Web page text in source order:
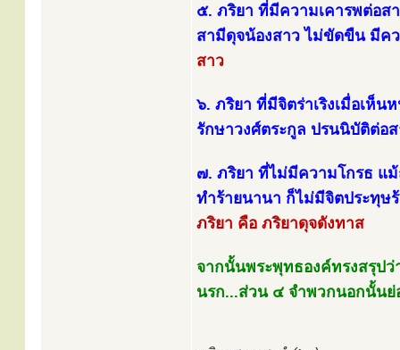
๕. ภริยา ที่มีความเคารพต่อ
สามีดุจน้องสาว ไม่ขัดขืน มีค
สาว
๖. ภริยา ที่มีจิตร่าเริงเมื่อเห็
รักษาวงศ์ตระกูล ปรนนิบัติต่อ
๗. ภริยา ที่ไม่มีความโกรธ แ
ทำร้ายนานา ก็ไม่มีจิตประทุษ
ภริยา คือ ภริยาดุจดังทาส
จากนั้นพระพุทธองค์ทรงสรุปว่
นรก...ส่วน ๔ จำพวกนอกนั้นย่